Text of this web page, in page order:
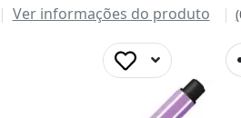
Ver informações do produto